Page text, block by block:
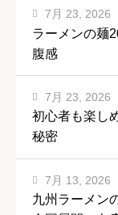
ラーメンの麺
腹感
7月 23, 2026
初心者も楽し
秘密
7月 23, 2026
九州ラーメン
7月 13, 2026